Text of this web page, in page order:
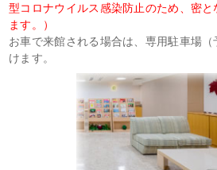
型コロナウイルス感染防止のため、密と
ます。）
お車で来館される場合は、専用駐車場
けます。